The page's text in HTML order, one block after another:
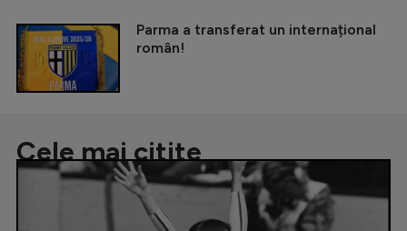
Parma a transferat un internațional
român!
Cele mai citite